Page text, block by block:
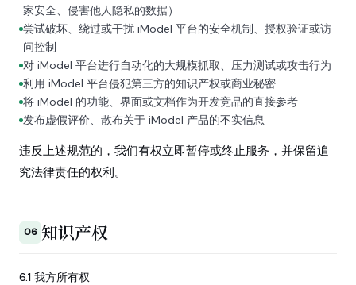
家安全、侵害他人隐私的数据）
尝试破坏、绕过或干扰 iModel 平台的安全机制、授权验证或访
问控制
对 iModel 平台进行自动化的大规模抓取、压力测试或攻击行为
利用 iModel 平台侵犯第三方的知识产权或商业秘密
将 iModel 的功能、界面或文档作为开发竞品的直接参考
发布虚假评价、散布关于 iModel 产品的不实信息
违反上述规范的，我们有权立即暂停或终止服务，并保留追
究法律责任的权利。
06 知识产权
6.1 我方所有权